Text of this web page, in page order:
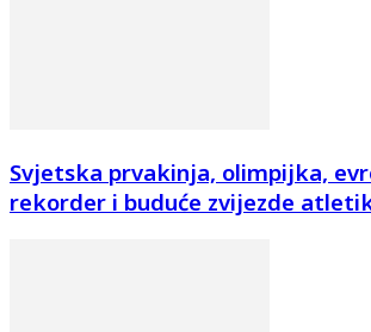
Svjetska prvakinja, olimpijka,
rekorder i buduće zvijezde